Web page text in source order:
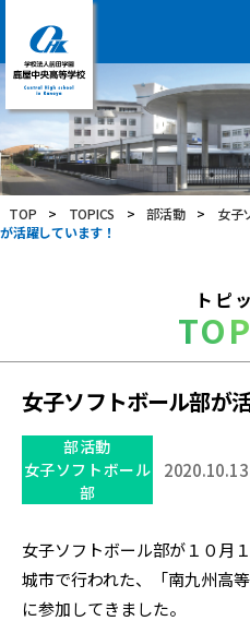
学
校
法
人
前
田
学
高
等
学
校
TOP > TOPICS > 部活動 > 女子
が活躍しています！
トピ
女子ソフトボール部が
部活動
女子ソフトボール
部
2020.10.13
女子ソフトボール部が１０月
城市で行われた、「南九州高
に参加してきました。